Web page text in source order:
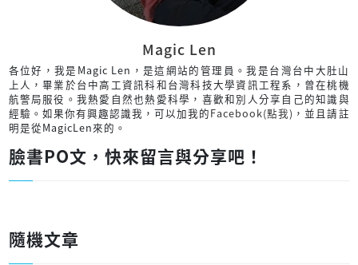
Magic Len
各位好，我是Magic Len，是這網站的管理員。我是台灣台中大肚山
上人，畢業於台中高工資訊科和台灣科技大學資訊工程系，曾在桃機
航警局服役。我熱愛自然也熱愛科學，喜歡和別人分享自己的知識與
經驗。如果你有興趣認識我，可以加我的Facebook(點我) ，並且請註
明是從MagicLen來的。
臉書PO文，快來留言與分享吧！
隨機文章